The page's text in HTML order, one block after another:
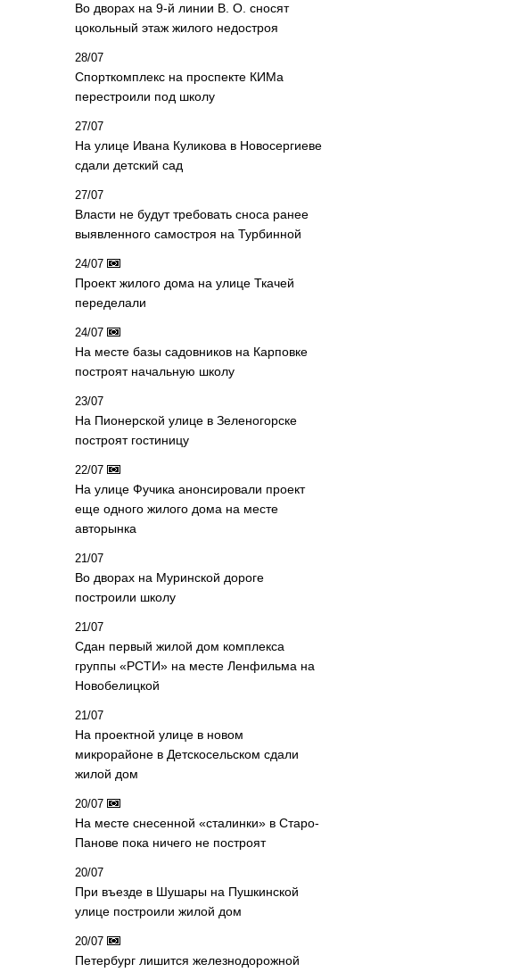
Во дворах на 9-й линии В. О. сносят
цокольный этаж жилого недостроя
28/07
Спорткомплекс на проспекте КИМа
перестроили под школу
27/07
На улице Ивана Куликова в Новосергиеве
сдали детский сад
27/07
Власти не будут требовать сноса ранее
выявленного самостроя на Турбинной
24/07
Проект жилого дома на улице Ткачей
переделали
24/07
На месте базы садовников на Карповке
построят начальную школу
23/07
На Пионерской улице в Зеленогорске
построят гостиницу
22/07
На улице Фучика анонсировали проект
еще одного жилого дома на месте
авторынка
21/07
Во дворах на Муринской дороге
построили школу
21/07
Сдан первый жилой дом комплекса
группы «РСТИ» на месте Ленфильма на
Новобелицкой
21/07
На проектной улице в новом
микрорайоне в Детскосельском сдали
жилой дом
20/07
На месте снесенной «сталинки» в Старо-
Панове пока ничего не построят
20/07
При въезде в Шушары на Пушкинской
улице построили жилой дом
20/07
Петербург лишится железнодорожной